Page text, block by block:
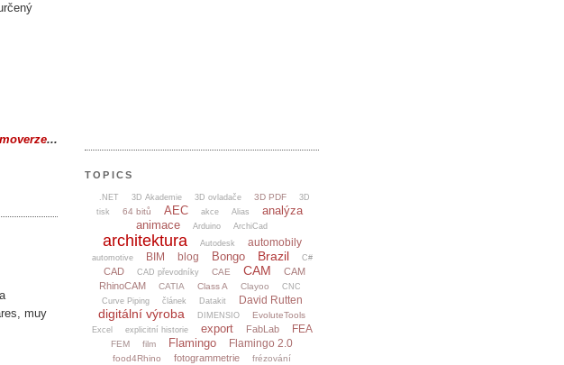
...
muy
TOPICS
.NET 3D Akademie 3D ovladače 3D PDF
3D
tisk
64 bitů AEC akce Alias
analýza
animace
Arduino ArchiCad
architektura Autodesk automobily
automotive BIM blog Bongo Brazil C#
CAD CAD převodníky CAE CAM
CAM
RhinoCAM
CATIA Class A Clayoo
CNC
Curve Piping
článek Datakit David Rutten
digitální výroba DIMENSIO EvoluteTools
Excel explicitní historie export FabLab FEA
FEM film Flamingo Flamingo 2.0
food4Rhino fotogrammetrie frézování